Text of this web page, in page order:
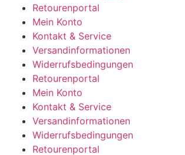
Retourenportal
Mein Konto
Kontakt & Service
Versandinformationen
Widerrufsbedingungen
Retourenportal
Mein Konto
Kontakt & Service
Versandinformationen
Widerrufsbedingungen
Retourenportal